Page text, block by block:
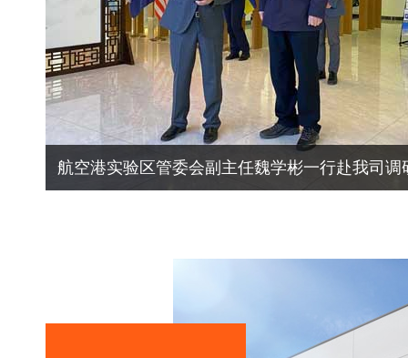
航空港实验区管委会副主任魏学彬一行赴我司调